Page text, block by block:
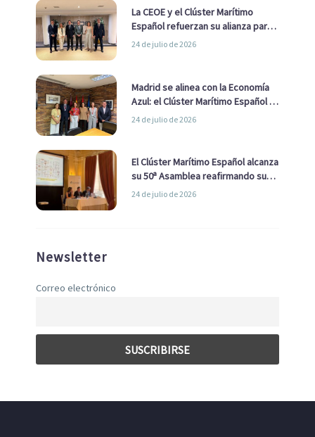
La CEOE y el Clúster Marítimo
Español refuerzan su alianza para
impulsar una estrategia Nacional
24 de julio de 2026
Madrid se alinea con la Economía
Azul: el Clúster Marítimo Español y
la Real Liga Naval avanzan alianzas
24 de julio de 2026
El Clúster Marítimo Español alcanza
su 50ª Asamblea reafirmando su
liderazgo en la Economía Azul
24 de julio de 2026
Newsletter
Correo electrónico